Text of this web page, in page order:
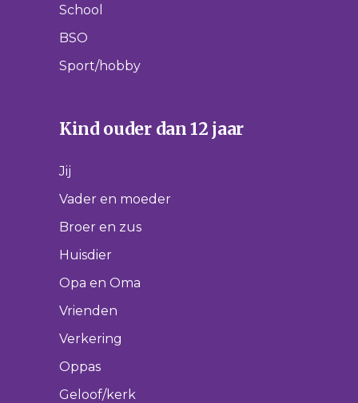
School
BSO
Sport/hobby
Kind ouder dan 12 jaar
Jij
Vader en moeder
Broer en zus
Huisdier
Opa en Oma
Vrienden
Verkering
Oppas
Geloof/kerk